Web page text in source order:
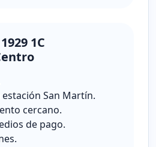
1C
estación San Martín.
cercano.
de pago.